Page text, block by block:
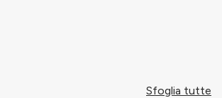
Sfoglia tutte